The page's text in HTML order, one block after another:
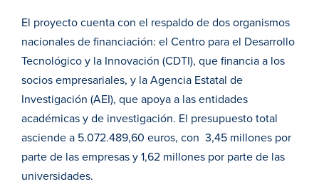
El proyecto cuenta con el respaldo de dos organismos
nacionales de financiación: el Centro para el Desarrollo
Tecnológico y la Innovación (CDTI), que financia a los
socios empresariales, y la Agencia Estatal de
Investigación (AEI), que apoya a las entidades
académicas y de investigación. El presupuesto total
asciende a 5.072.489,60 euros, con 3,45 millones por
parte de las empresas y 1,62 millones por parte de las
universidades.